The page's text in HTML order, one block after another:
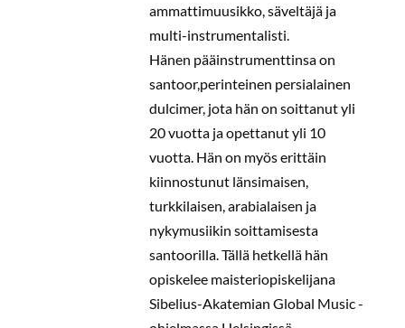
ammattimuusikko, säveltäjä ja
multi-instrumentalisti.
Hänen pääinstrumenttinsa on
santoor,perinteinen persialainen
dulcimer, jota hän on soittanut yli
20 vuotta ja opettanut yli 10
vuotta. Hän on myös erittäin
kiinnostunut länsimaisen,
turkkilaisen, arabialaisen ja
nykymusiikin soittamisesta
santoorilla. Tällä hetkellä hän
opiskelee maisteriopiskelijana
Sibelius-Akatemian Global Music -